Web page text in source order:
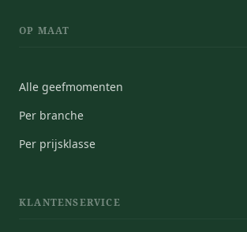
OP MAAT
Alle geefmomenten
Per branche
Per prijsklasse
KLANTENSERVICE